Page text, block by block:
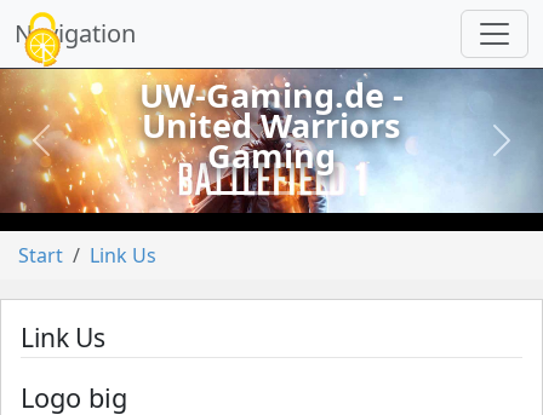
Navigation
vorheriges
UW-Gaming.de -
United Warriors
Gaming
Start Link Us
Link Us
Logo big
Cookie-Einstellungen